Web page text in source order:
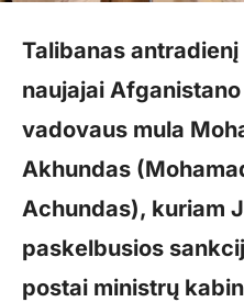
Talibanas
naujajai
vadovaus mula
Akhundas
Achundas), kuriam
paskelbusios
postai ministrų